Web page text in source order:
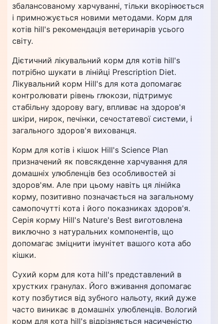
збалансованому харчуванні, тільки вкорінюється
і примножується новими методами. Корм для
котів hill's рекомендація ветеринарів усього
світу.
Дієтичний лікувальний корм для котів hill's
потрібно шукати в лінійці Prescription Diet.
Лікувальний корм Hill's для кота допомагає
контролювати рівень глюкози, підтримує
стабільну здорову вагу, впливає на здоров'я
шкіри, нирок, печінки, сечостатевої системи, і
загального здоров'я вихованця.
Корм для котів і кішок Hill's Science Plan
призначений як повсякденне харчування для
домашніх улюбленців без особливостей зі
здоров'ям. Але при цьому навіть ця лінійка
корму, позитивно позначається на загальному
самопочутті кота і його показниках здоров'я.
Серія корму Hill's Nature's Best виготовлена
виключно з натуральних компонентів, що
допомагає зміцнити імунітет вашого кота або
кішки.
Сухий корм для кота hill's представлений в
хрустких гранулах. Його вживання допомагає
коту позбутися від зубного нальоту, який дуже
часто виникає в домашніх улюбленців. Вологий
корм для кота hill's відрізняється насиченістю